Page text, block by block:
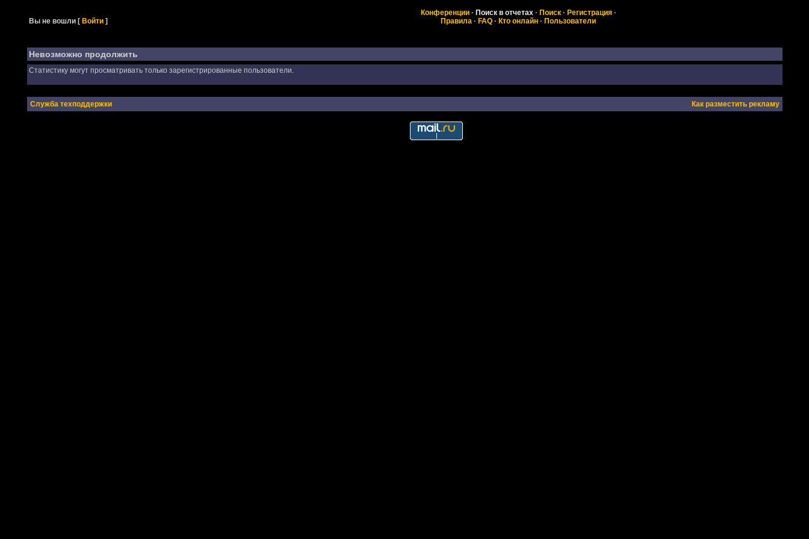
Вы не вошли [Войти ]
Конференции· Поиск в отчетах· Поиск· Регистрация·
Правила · FAQ · Кто онлайн · Пользователи
Невозможно продолжить
Статистику могут просматривать только зарегистрированные пользователи.
Служба техподдержки Как разместить рекламу